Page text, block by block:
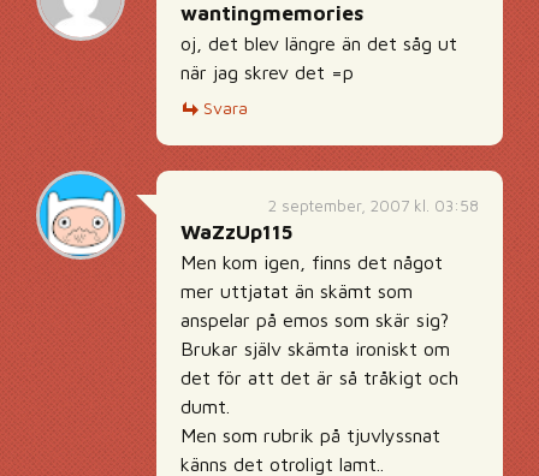
wantingmemories
oj, det blev längre än det såg ut
när jag skrev det =p
Svara
2 september, 2007 kl. 03:58
WaZzUp115
Men kom igen, finns det något
mer uttjatat än skämt som
anspelar på emos som skär sig?
Brukar själv skämta ironiskt om
det för att det är så tråkigt och
dumt.
Men som rubrik på tjuvlyssnat
känns det otroligt lamt..